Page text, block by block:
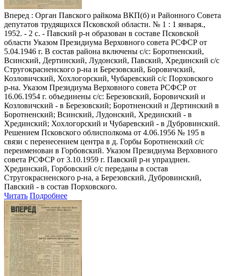
Вперед : Орган Павского райкома ВКП(б) и Районного Совета
депутатов трудящихся Псковской области. № 1 : 1 января.,
1952. - 2 с. - Павский р-н образован в составе Псковской
области Указом Президиума Верховного совета РСФСР от
5.04.1946 г. В состав района включены с/с: Боротненский,
Всинский, Дертинский, Лудонский, Павский, Хрединский с/с
Стругокрасненского р-на и Березовский, Боровичский,
Козловичский, Хохлогорский, Чубаревский с/с Порховского
р-на. Указом Президиума Верховного совета РСФСР от
16.06.1954 г. объединены с/с: Березовский, Боровичский и
Козловичский - в Березовский; Боротненский и Дертинский в
Боротненский; Всинский, Лудонский, Хрединский - в
Хрединский; Хохлогорский и Чубаревский - в Дубровинский.
Решением Псковского облисполкома от 4.06.1956 № 195 в
связи с перенесением центра в д. Горбы Боротненский с/с
переименован в Горбовский. Указом Президиума Верховного
совета РСФСР от 3.10.1959 г. Павский р-н упразднен.
Хрединский, Горбовский с/с переданы в состав
Стругокрасненского р-на, а Березовский, Дубровинский,
Павский - в состав Порховского.
Читать Подробнее